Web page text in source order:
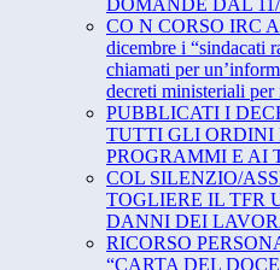
DOMANDE DAL 11/
CO N CORSO IRC
dicembre i “sindacati
chiamati per
decreti ministeriali
PUBBLICATI I
TUTTI GLI ORDINI
PROGRAMMI E AI
COL SILENZIO/
TOGLIERE IL TFR
DANNI DEI
RICORSO
“CARTA DEL